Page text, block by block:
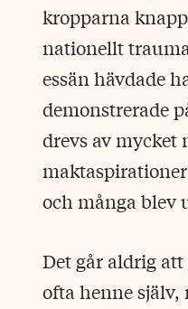
kropparna
nationellt
essän hävdade
demonstrerade
drevs av mycket
och många blev
Det går aldrig
ofta henne